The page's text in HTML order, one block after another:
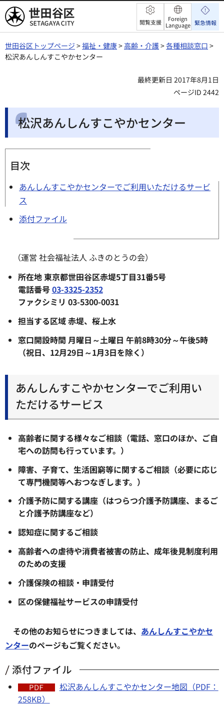
世田谷区 閲覧支援
Foreign
Language 緊急情報
世田谷区トップページ >福祉・健康> 高齢・介護>各種相談窓口 >
松沢あんしんすこやかセンター
最終更新日 2017年8月1日
ページID 2442
松沢あんしんすこやかセンター
目次
あんしんすこやかセンターでご利用いただけるサービ
ス
添付ファイル
（運営 社会福祉法人 ふきのとうの会）
所在地 東京都世田谷区赤堤5丁目31番5号
電話番号03-3325-2352
ファクシミリ 03-5300-0031
担当する区域 赤堤、桜上水
窓口開設時間 月曜日～土曜日 午前8時30分～午後5時
（祝日、12月29日～1月3日を除く）
あんしんすこやかセンターでご利用い
ただけるサービス
高齢者に関する様々なご相談（電話、窓口のほか、ご自
宅への訪問も行っています。）
障害、子育て、生活困窮等に関するご相談（必要に応じ
て専門機関等へおつなぎします。）
介護予防に関する講座（はつらつ介護予防講座、まるご
と介護予防講座など）
認知症に関するご相談
高齢者への虐待や消費者被害の防止、成年後見制度利用
のための支援
介護保険の相談・申請受付
区の保健福祉サービスの申請受付
その他のお知らせにつきましては、 あんしんすこやかセ
ンターのページもご覧ください。
添付ファイル
松沢あんしんすこやかセンター地図（PDF：
258KB）